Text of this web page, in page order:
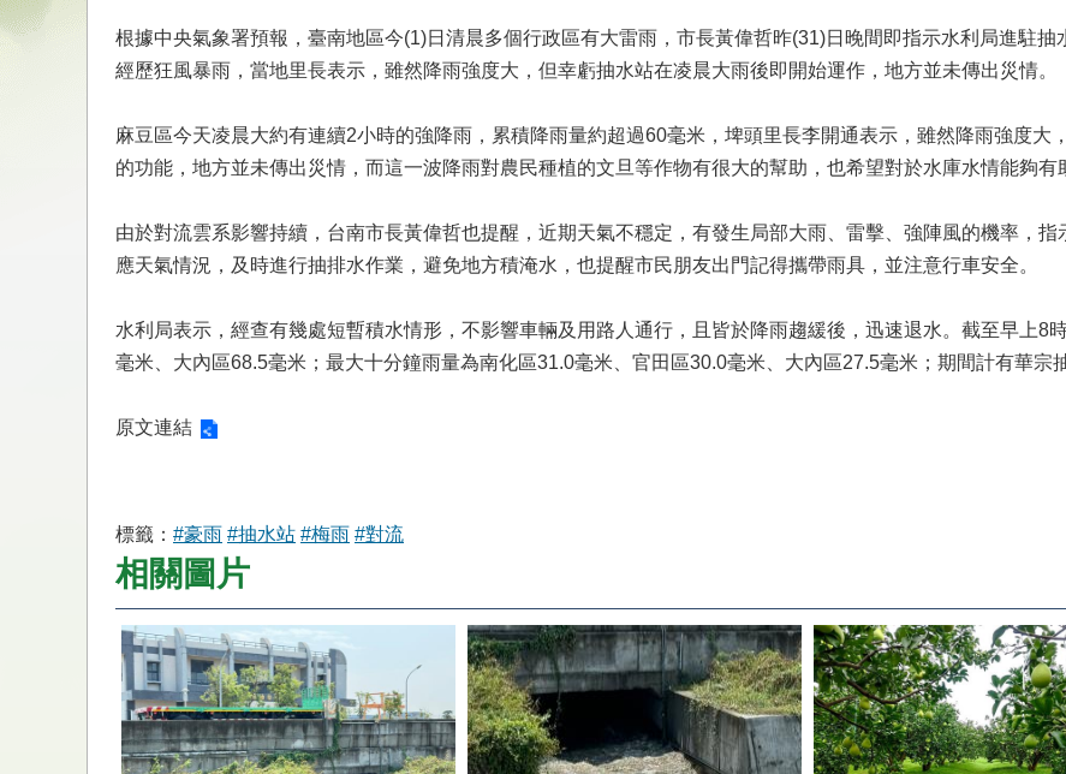
根據中央氣象署預報，臺南地區今(1)日清晨多個行政區有大雷雨，市長黃偉哲昨(31)日晚間即指示水利局進駐
經歷狂風暴雨，當地里長表示，雖然降雨強度大，但幸虧抽水站在凌晨大雨後即開始運作，地方並未傳出災情。
麻豆區今天凌晨大約有連續2小時的強降雨，累積降雨量約超過60毫米，埤頭里長李開通表示，雖然降雨強度大
的功能，地方並未傳出災情，而這一波降雨對農民種植的文旦等作物有很大的幫助，也希望對於水庫水情能夠有
由於對流雲系影響持續，台南市長黃偉哲也提醒，近期天氣不穩定，有發生局部大雨、雷擊、強陣風的機率，
應天氣情況，及時進行抽排水作業，避免地方積淹水，也提醒市民朋友出門記得攜帶雨具，並注意行車安全。
水利局表示，經查有幾處短暫積水情形，不影響車輛及用路人通行，且皆於降雨趨緩後，迅速退水。截至早上8
毫米、大內區68.5毫米；最大十分鐘雨量為南化區31.0毫米、官田區30.0毫米、大內區27.5毫米；期間計有華宗
原文連結
標籤： #豪雨 #抽水站 #梅雨 #對流
相關圖片